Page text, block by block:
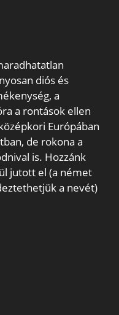
diós és
a
a rontások ellen
Európában
de rokona a
is. Hozzánk
jutott el (a német
a nevét)